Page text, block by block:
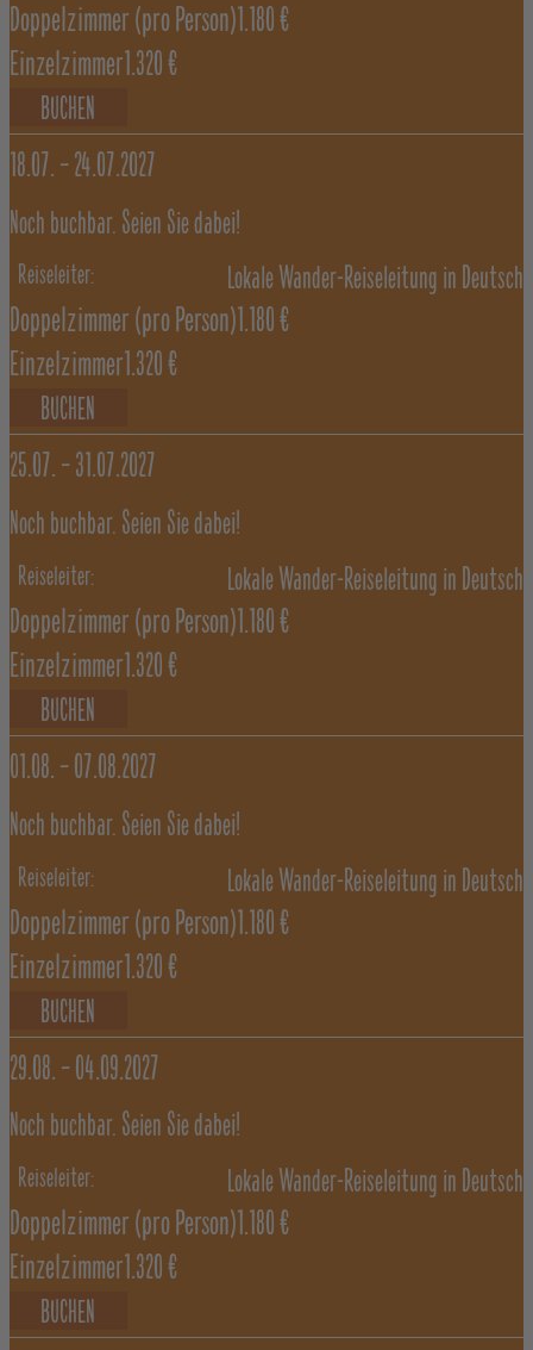
Doppelzimmer (pro Person)1.180 €
Einzelzimmer1.320 €
BUCHEN
18.07. –24.07.2027
Noch buchbar. Seien Sie dabei!
Lokale Wander-Reiseleitung in Deutsch
Doppelzimmer (pro Person)1.180 €
Einzelzimmer1.320 €
BUCHEN
25.07. –31.07.2027
Noch buchbar. Seien Sie dabei!
Lokale Wander-Reiseleitung in Deutsch
Doppelzimmer (pro Person)1.180 €
Einzelzimmer1.320 €
BUCHEN
01.08. –07.08.2027
Noch buchbar. Seien Sie dabei!
Lokale Wander-Reiseleitung in Deutsch
Doppelzimmer (pro Person)1.180 €
Einzelzimmer1.320 €
BUCHEN
29.08. –04.09.2027
Noch buchbar. Seien Sie dabei!
Lokale Wander-Reiseleitung in Deutsch
Doppelzimmer (pro Person)1.180 €
Einzelzimmer1.320 €
BUCHEN